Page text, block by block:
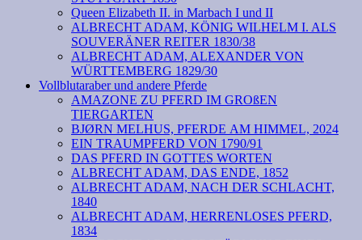
Queen Elizabeth II. in Marbach I und II
ALBRECHT ADAM, KÖNIG WILHELM I. ALS
SOUVERÄNER REITER 1830/38
ALBRECHT ADAM, ALEXANDER VON
WÜRTTEMBERG 1829/30
Vollblutaraber und andere Pferde
AMAZONE ZU PFERD IM GROßEN
TIERGARTEN
BJØRN MELHUS, PFERDE AM HIMMEL, 2024
EIN TRAUMPFERD VON 1790/91
DAS PFERD IN GOTTES WORTEN
ALBRECHT ADAM, DAS ENDE, 1852
ALBRECHT ADAM, NACH DER SCHLACHT,
1840
ALBRECHT ADAM, HERRENLOSES PFERD,
1834